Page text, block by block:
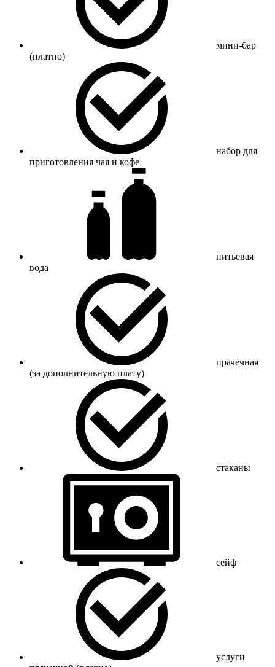
мини-бар
(платно)
набор для
приготовления чая и кофе
питьевая
вода
прачечная
(за дополнительную плату)
стаканы
сейф
услуги